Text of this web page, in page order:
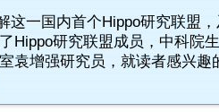
一国内首个Hippo研究联盟，
Hippo研究联盟成员，中科院
袁增强研究员，就读者感兴趣